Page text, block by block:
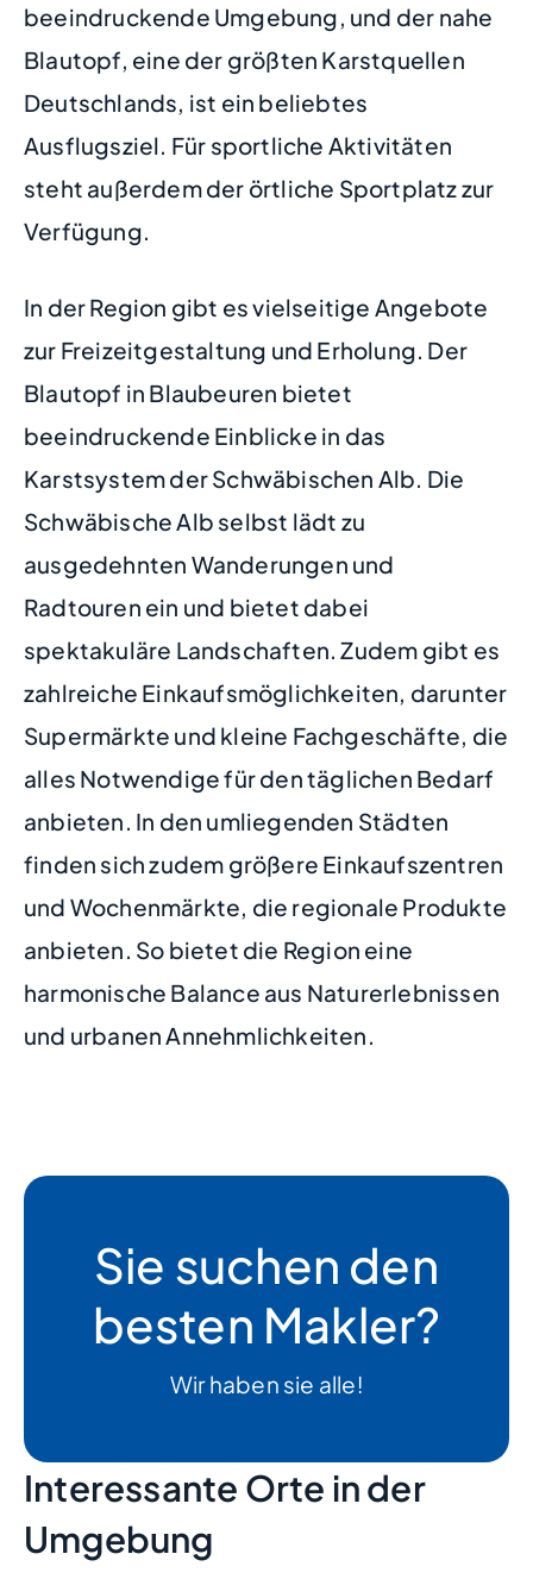
beeindruckende Umgebung, und der nahe
Blautopf, eine der größten Karstquellen
Deutschlands, ist ein beliebtes
Ausflugsziel. Für sportliche Aktivitäten
steht außerdem der örtliche Sportplatz zur
Verfügung.
In der Region gibt es vielseitige Angebote
zur Freizeitgestaltung und Erholung. Der
Blautopf in Blaubeuren bietet
beeindruckende Einblicke in das
Karstsystem der Schwäbischen Alb. Die
Schwäbische Alb selbst lädt zu
ausgedehnten Wanderungen und
Radtouren ein und bietet dabei
spektakuläre Landschaften. Zudem gibt es
zahlreiche Einkaufsmöglichkeiten, darunter
Supermärkte und kleine Fachgeschäfte, die
alles Notwendige für den täglichen Bedarf
anbieten. In den umliegenden Städten
finden sich zudem größere Einkaufszentren
und Wochenmärkte, die regionale Produkte
anbieten. So bietet die Region eine
harmonische Balance aus Naturerlebnissen
und urbanen Annehmlichkeiten.
Sie suchen den
besten Makler?
Wir haben sie alle!
Interessante Orte in der
Umgebung